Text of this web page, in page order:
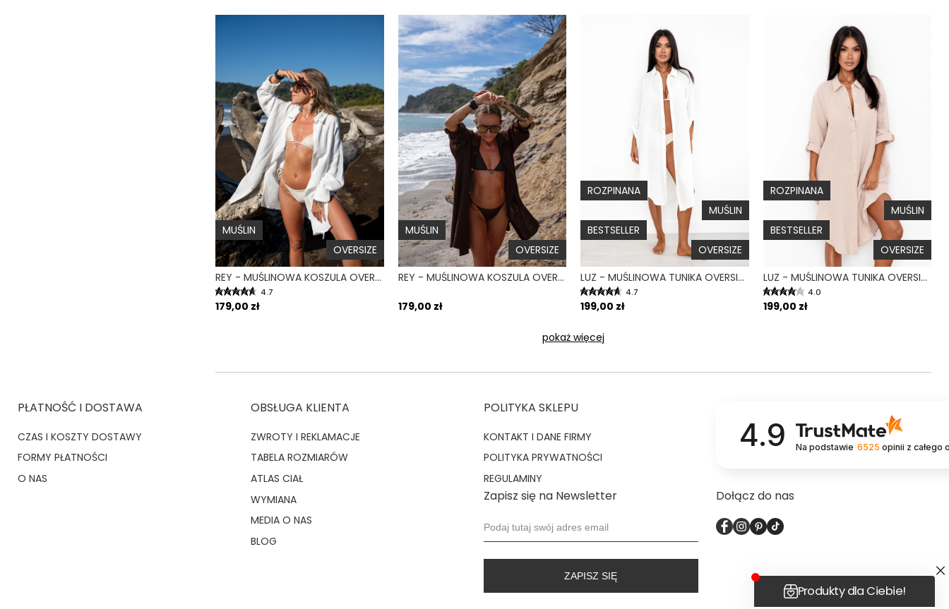
MUŚLIN
OVERSIZE
REY - MUŚLINOWA KOSZULA OVERSIZE BIAŁA
4.7
179,00 zł
MUŚLIN
OVERSIZE
REY - MUŚLINOWA KOSZULA OVERSIZE CZEKOLADOWA
179,00 zł
ROZPINANA
MUŚLIN
BESTSELLER
OVERSIZE
LUZ - MUŚLINOWA TUNIKA OVERSIZE NA GUZIKI BIAŁA
4.7
199,00 zł
ROZPINANA
MUŚLIN
BESTSELLER
OVERSIZE
LUZ - MUŚLINOWA TUNIKA OVERSIZE NA GUZIKI KREMOWA
4.0
199,00 zł
pokaż więcej
PŁATNOŚĆ I DOSTAWA
CZAS I KOSZTY DOSTAWY
FORMY PŁATNOŚCI
O NAS
OBSŁUGA KLIENTA
ZWROTY I REKLAMACJE
TABELA ROZMIARÓW
ATLAS CIAŁ
WYMIANA
MEDIA O NAS
BLOG
POLITYKA SKLEPU
KONTAKT I DANE FIRMY
POLITYKA PRYWATNOŚCI
REGULAMINY
Zapisz się na Newsletter
ZAPISZ SIĘ
4.9 Na podstawie 6525 opinii z całego
Dołącz do nas